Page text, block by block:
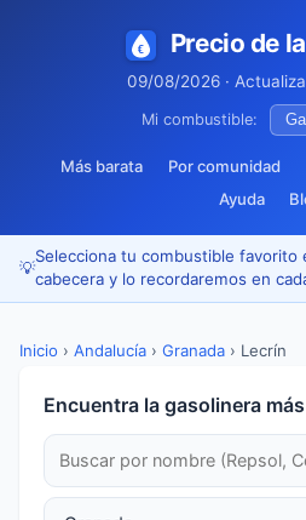
Precio de
09/08/2026 ·
Mi combustible:
Más barata Por comunidad
Ayuda
💡
Selecciona tu combustible favorito
cabecera y lo recordaremos en
Inicio › Andalucía › Granada › Lecrín
Encuentra la gasolinera